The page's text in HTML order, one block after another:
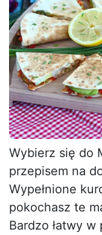
Wybierz się do
przepisem na
Wypełnione
pokochasz te
Bardzo łatwy